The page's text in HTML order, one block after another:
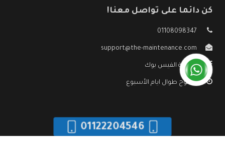
كن دائما على تواصل معنا!
01108098347
support@the-maintenance.com
صفحة الفيس بوك
مفتوح طوال ايام الأسبوع
01122204546